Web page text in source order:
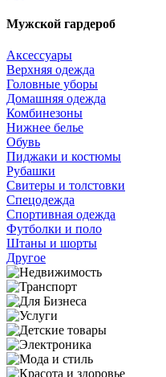
Мужской гардероб
Аксессуары
Верхняя одежда
Головные уборы
Домашняя одежда
Комбинезоны
Нижнее белье
Обувь
Пиджаки и костюмы
Рубашки
Свитеры и толстовки
Спецодежда
Спортивная одежда
Футболки и поло
Штаны и шорты
Другое